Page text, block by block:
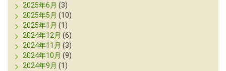
2025年6月 (3)
2025年5月 (10)
2025年1月 (1)
2024年12月 (6)
2024年11月 (3)
2024年10月 (9)
2024年9月 (1)